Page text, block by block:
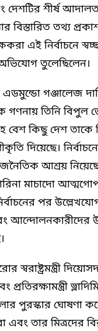
দেশটির শীর্ষ
বিস্তারিত তথ্য
এই নির্বাচনে
তুলেছিলেন।
এডমুন্ডো গঞ্জালেজ
গণনায় তিনি
বেশ কিছু দেশ তাকে
দিয়েছে।
আশ্রয়
মাচাদো
পর
স্বরাষ্ট্রমন্ত্রী
পুরস্কার ঘোষণা
এবং তার মিত্রদের